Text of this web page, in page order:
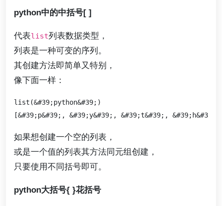
python中的中括号[ ]
代表list列表数据类型，
列表是一种可变的序列。
其创建方法即简单又特别，
像下面一样：
list(&#39;python&#39;)
如果想创建一个空的列表，
或是一个值的列表其方法同元组创建，
只要使用不同括号即可。
python大括号{ }花括号